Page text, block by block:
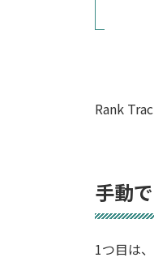
Rank
手動
1つ目は